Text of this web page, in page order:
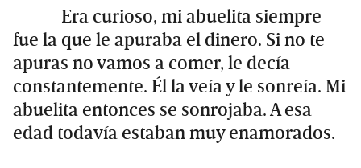
Era curioso, mi abuelita siempre
fue la que le apuraba el dinero. Si no te
apuras no vamos a comer, le decía
constantemente. Él la veía y le sonreía. Mi
abuelita entonces se sonrojaba. A esa
edad todavía estaban muy enamorados.